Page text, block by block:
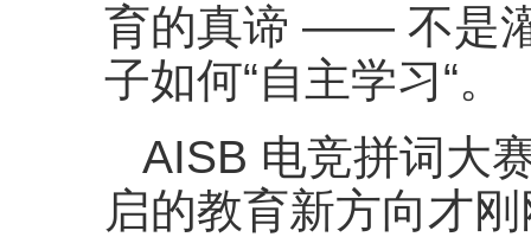
育的真谛 —— 不是
子如何“自主学习“。
AISB 电竞拼词大
启的教育新方向才